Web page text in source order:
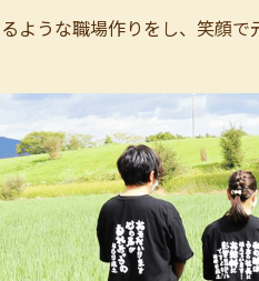
ような職場作りをし、笑顔で